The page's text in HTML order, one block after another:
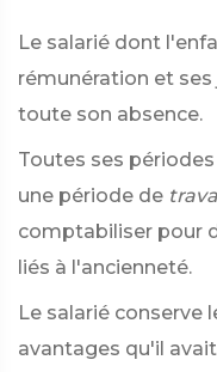
Le salarié dont
rémunération et
toute son absence.
Toutes ses
une période de
comptabiliser pour
liés à l'ancienneté.
Le salarié conserve
avantages qu'il